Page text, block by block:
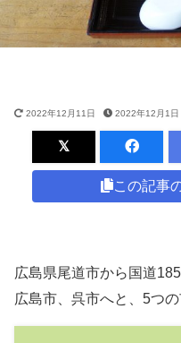
2022年12月11日 2022年12月1日
この記事
広島県尾道市から国道
広島市、呉市へと、5つ